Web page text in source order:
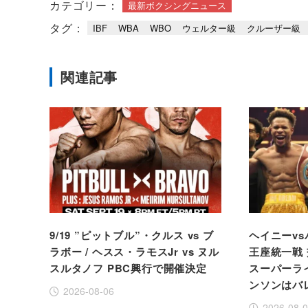
カテゴリー： 最新ボクシングニュース
タグ： IBF WBA WBO ウェルター級 クルーザー級
関連記事
9/19 ”ピットブル”・クルス vs ブ
ラボー / ヘスス・ラモスJr vs ヌル
スルタノフ PBC興行で開催決定
2026-08-06
ヘイニーvs
王座統一戦
スーパーラ
ンソンはバ